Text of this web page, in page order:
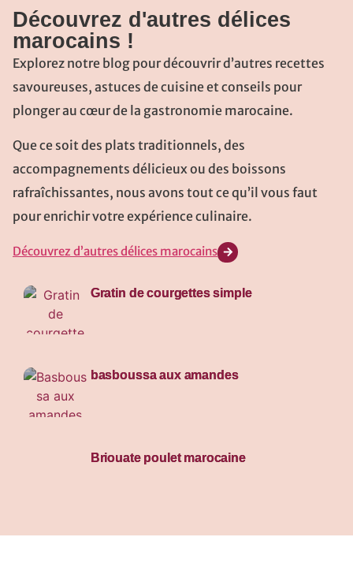
Découvrez d'autres délices
marocains !
Explorez notre blog pour découvrir d’autres recettes
savoureuses, astuces de cuisine et conseils pour
plonger au cœur de la gastronomie marocaine.
Que ce soit des plats traditionnels, des
accompagnements délicieux ou des boissons
rafraîchissantes, nous avons tout ce qu’il vous faut
pour enrichir votre expérience culinaire.
Découvrez d’autres délices marocains
Gratin de courgettes simple
basboussa aux amandes
Briouate poulet marocaine